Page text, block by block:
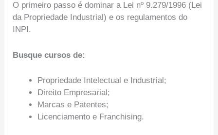
O primeiro passo é dominar a Lei nº 9.279/1996 (Lei
da Propriedade Industrial) e os regulamentos do
INPI.
Busque cursos de:
Propriedade Intelectual e Industrial;
Direito Empresarial;
Marcas e Patentes;
Licenciamento e Franchising.